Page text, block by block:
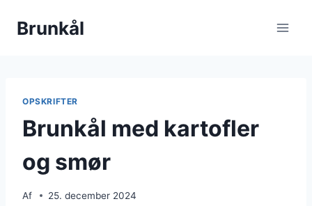
Brunkål
OPSKRIFTER
Brunkål med kartofler
og smør
Af 25. december 2024